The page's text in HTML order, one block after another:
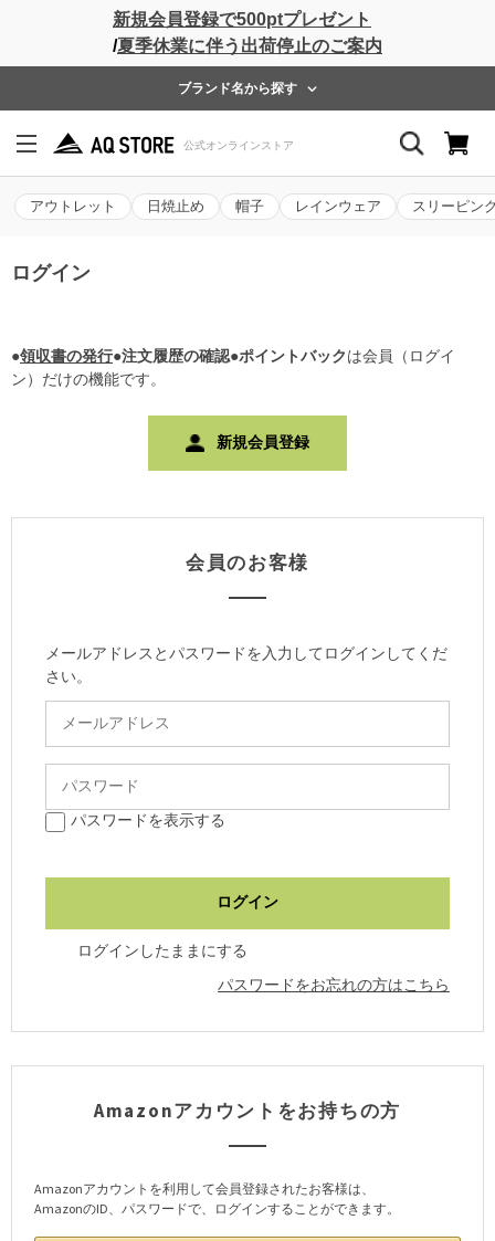
新規会員登録で500ptプレゼント
/夏季休業に伴う出荷停止のご案内
ブランド名から探す
アウトレット 日焼止め 帽子 レインウェア スリーピン
ログイン
●領収書の発行●注文履歴の確認●ポイントバックは会員（ログイ
ン）だけの機能です。
新規会員登録
会員のお客様
メールアドレスとパスワードを入力してログインしてくだ
さい。
パスワードを表示する
ログインしたままにする
パスワードをお忘れの方はこちら
Amazonアカウントをお持ちの方
Amazonアカウントを利用して会員登録されたお客様は、
AmazonのID、パスワードで、ログインすることができます。